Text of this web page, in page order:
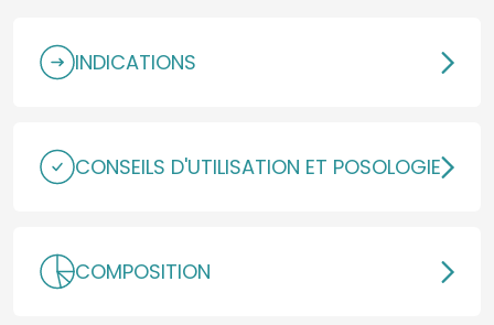
INDICATIONS
CONSEILS D'UTILISATION ET POSOLOGIE
COMPOSITION